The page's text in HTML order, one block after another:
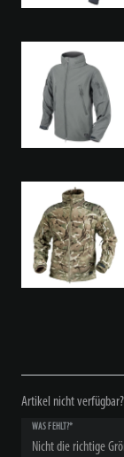
Artikel nicht
WAS FEHLT?*